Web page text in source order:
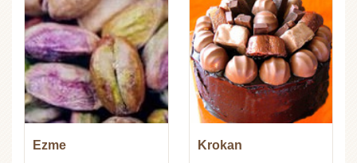
Ezme Krokan